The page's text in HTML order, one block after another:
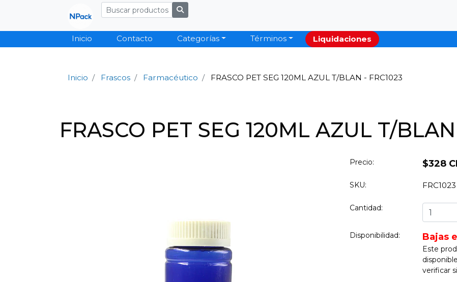
Inicio Contacto Categorías Términos Liquidaciones
Inicio Frascos Farmacéutico FRASCO PET SEG 120ML AZUL T/BLAN - FRC1023
FRASCO PET SEG 120ML AZUL T/
Precio: $328
SKU: FRC1023
Cantidad:
Disponibilidad: Bajas
Este
verificar